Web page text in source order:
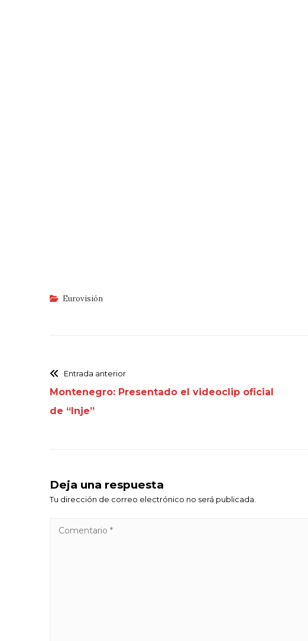
Eurovisión
Entrada anterior
Montenegro: Presentado el videoclip oficial
de “Inje”
Deja una respuesta
Tu dirección de correo electrónico no será publicada.